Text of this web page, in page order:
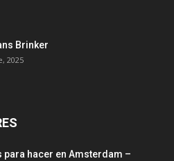
Brinker
2025
para hacer en Amsterdam –